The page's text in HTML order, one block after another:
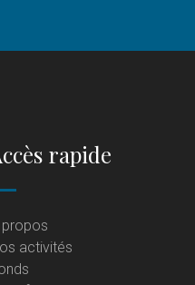
rapide
activités